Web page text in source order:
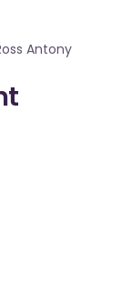
Antony